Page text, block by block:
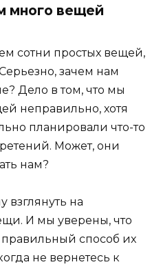
много вещей
сотни простых вещей,
зачем нам
Дело в том, что мы
неправильно, хотя
планировали что-то
Может, они
нам?
на
И мы уверены, что
способ их
не вернетесь к